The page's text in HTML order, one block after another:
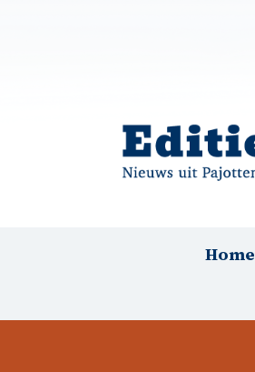
HoofdnavigatieHome